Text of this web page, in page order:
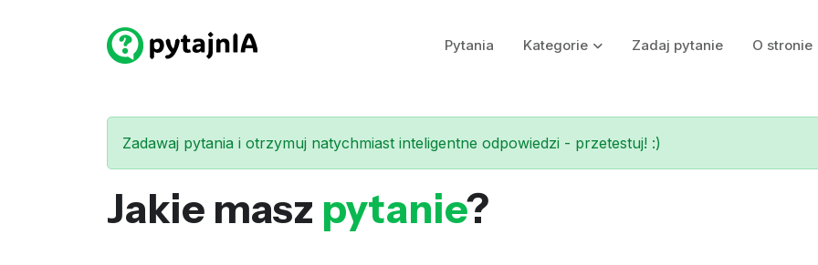
Pytania Kategorie Zadaj pytanie O stronie
Zadawaj pytania i otrzymuj natychmiast inteligentne odpowiedzi - przetestuj! :)
Jakie masz pytanie?